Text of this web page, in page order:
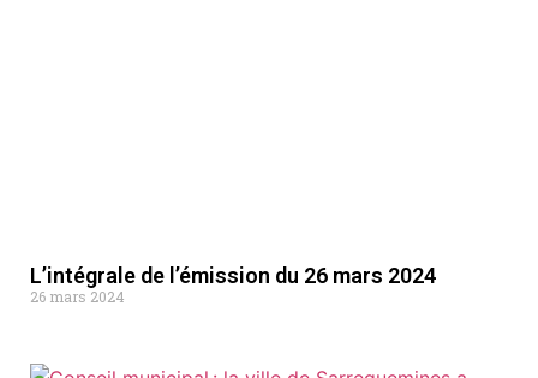
L’intégrale de l’émission du 26 mars 2024
26 mars 2024